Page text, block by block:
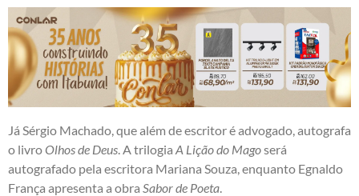
Já Sérgio Machado, que além de escritor é advogado, autografa
o livroOlhos de Deus . A trilogia A Lição do Magoserá
autografado pela escritora Mariana Souza, enquanto Egnaldo
França apresenta a obra Sabor de Poeta